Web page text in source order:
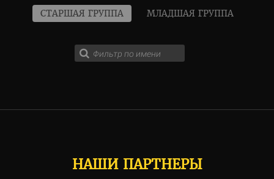
СТАРШАЯ ГРУППА МЛАДШАЯ ГРУППА
НАШИ ПАРТНЕРЫ